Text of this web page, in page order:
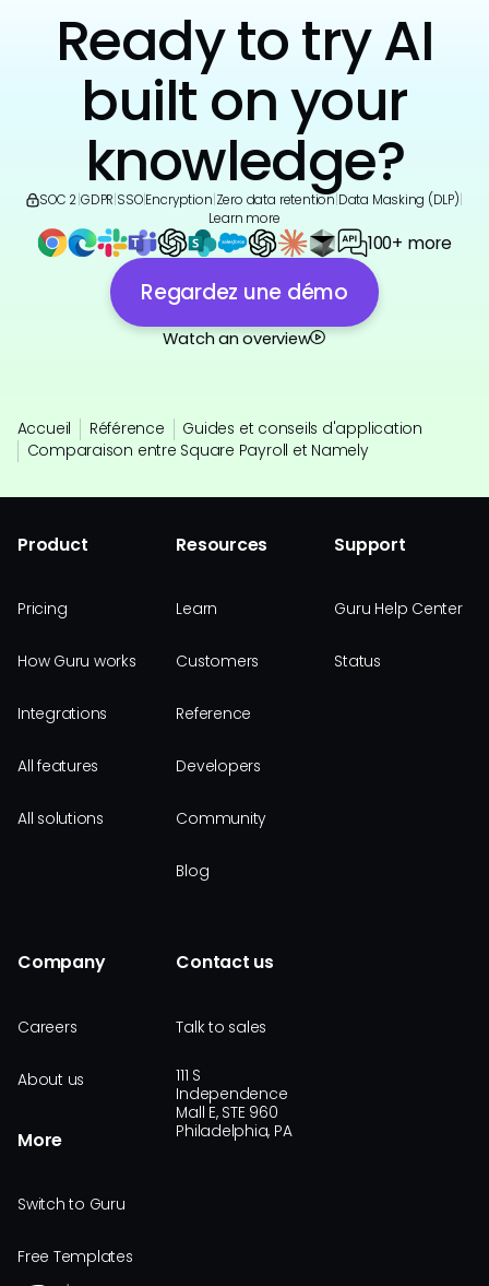
Ready to try AI
built on your
knowledge?
SOC 2 GDPR SSO|Encryption Zero data retention Data Masking (DLP)
Learn more
100+ more
Regardez une démo
Watch an overview
Accueil Référence
Guides et conseils d'application
Comparaison entre Square Payroll et Namely
Product
Pricing
How Guru works
Integrations
All features
All solutions
Resources
Learn
Customers
Reference
Developers
Community
Blog
Support
Guru Help Center
Status
Company
Careers
About us
More
Switch to Guru
Free Templates
Contact us
Talk to sales
111 S
Independence
Mall E, STE 960
Philadelphia, PA